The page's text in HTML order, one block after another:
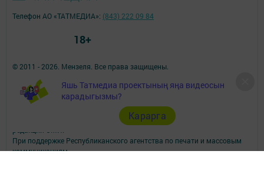
Яшь Татмедиа проектының яңа видеосын
карадыгызмы?
Карарга
© 2011 - 2026. Мензеля. Все права защищены.
законом.
Перепечатка, воспроизведение и распространение в любом объеме
размещенной на сайте, возможна только с письменного согласия
При поддержке Республиканского агентства по печати и массовым
коммуникациям.
Телефон АО «ТАТМЕДИА»: (843) 222 09 84
18+